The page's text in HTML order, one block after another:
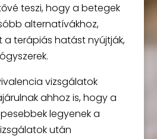
teszi, hogy a betegek
alternatívákhoz,
a terápiás hatást nyújtják,
vizsgálatok
ahhoz is, hogy a
legyenek a
után